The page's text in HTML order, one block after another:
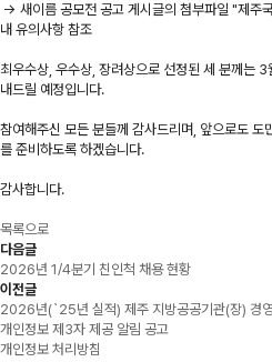
-> 새이름 공모전 공고 게시글의 첨부파일 "제주
내 유의사항 참조
최우수상, 우수상, 장려상으로 선정된 세 분께는
내드릴 예정입니다.
참여해주신 모든 분들께 감사드리며, 앞으로도
를 준비하도록 하겠습니다.
감사합니다.
목록으로
다음글
2026년 1/4분기 친인척 채용 현황
이전글
2026년(`25년 실적) 제주 지방공공기관(장) 경영
개인정보 제3자 제공 알림 공고
개인정보 처리방침